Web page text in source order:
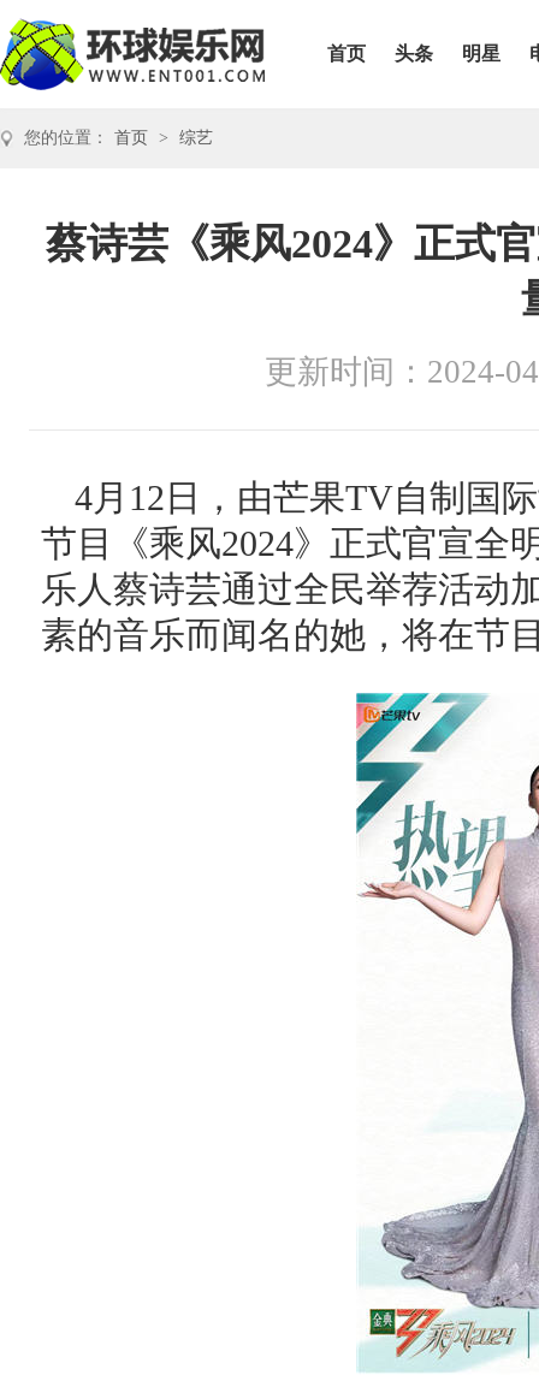
首页 头条 明星
您的位置： 首页 > 综艺
蔡诗芸《乘风2024》正式
更新时间：2024-
4月12日，由芒果TV自制国
节目《乘风2024》正式官宣全
乐人蔡诗芸通过全民举荐活动
素的音乐而闻名的她，将在节